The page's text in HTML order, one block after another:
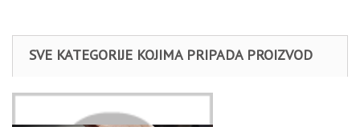
SVE KATEGORIJE KOJIMA PRIPADA PROIZVOD